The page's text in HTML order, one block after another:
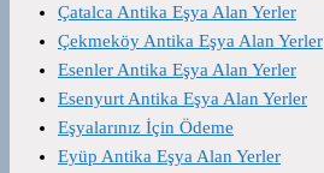
Çatalca Antika Eşya Alan Yerler
Çekmeköy Antika Eşya Alan Yerler
Esenler Antika Eşya Alan Yerler
Esenyurt Antika Eşya Alan Yerler
Eşyalarınız İçin Ödeme
Eyüp Antika Eşya Alan Yerler